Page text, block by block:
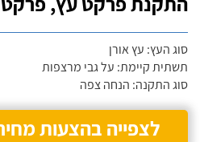
סוג העץ: עץ אורן
תשתית קיימת: על גבי מרצפות
סוג התקנה: הנחה צפה
לצפייה בהצעות